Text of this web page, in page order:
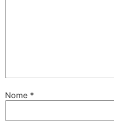
Nome *